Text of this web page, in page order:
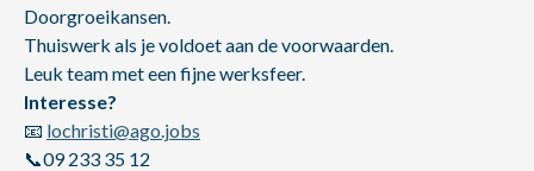
Doorgroeikansen.
Thuiswerk als je voldoet aan de voorwaarden.
Leuk team met een fijne werksfeer.
Interesse?
📧 lochristi@ago.jobs
📞09 233 35 12